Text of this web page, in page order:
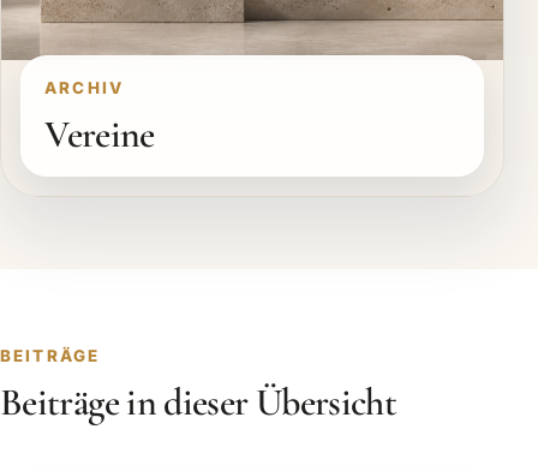
ARCHIV
Vereine
BEITRÄGE
Beiträge in dieser Übersicht